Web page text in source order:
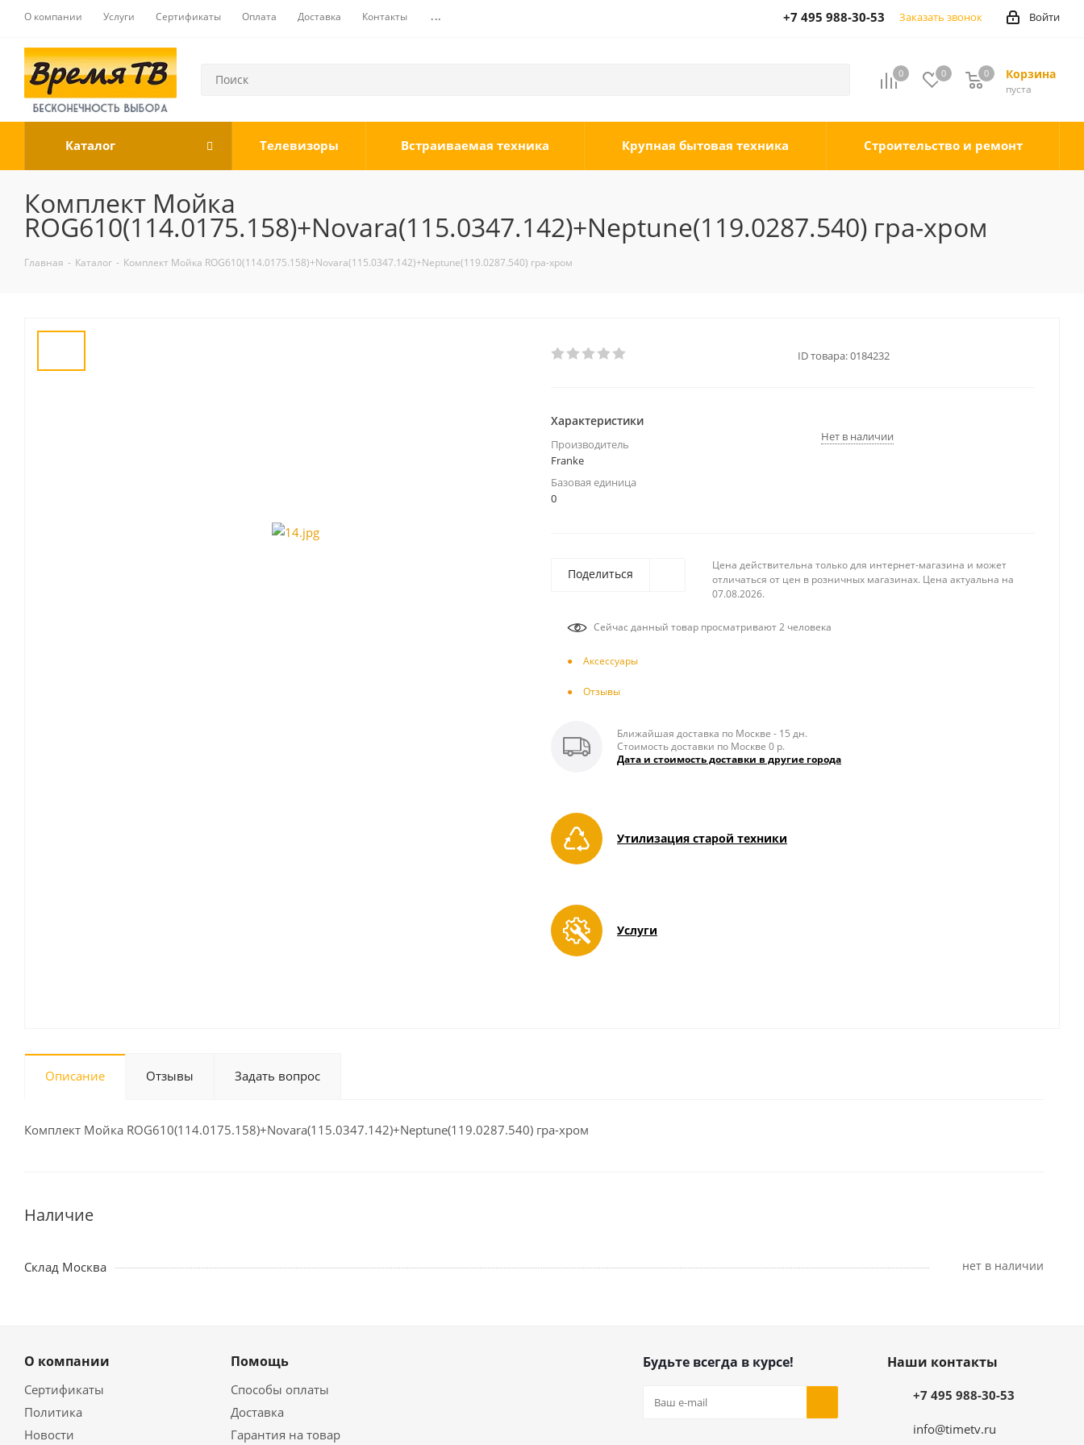
О компании Услуги Сертификаты Оплата Доставка Контакты ... Войти
+7 495 988-30-53 Заказать звонок
0 0 Корзина
0
пуста
0
Каталог Телевизоры Встраиваемая техника Крупная бытовая техника Строительство и ремонт
Комплект Мойка
ROG610(114.0175.158)+Novara(115.0347.142)+Neptune(119.0287.540) гра-хром
Главная - Каталог - Комплект Мойка ROG610(114.0175.158)+Novara(115.0347.142)+Neptune(119.0287.540) гра-хром
ID товара:0184232
Характеристики
Производитель
Franke
Базовая единица
0
Нет в наличии
Поделиться
Цена действительна только для интернет-магазина и может
отличаться от цен в розничных магазинах. Цена актуальна на
07.08.2026.
Сейчас данный товар просматривают 2 человека
Аксесcуары
Отзывы
Ближайшая доставка по Москве - 15 дн.
Стоимость доставки по Москве 0 р.
Дата и стоимость доставки в другие города
Утилизация старой техники
Услуги
Описание Отзывы Задать вопрос
Комплект Мойка ROG610(114.0175.158)+Novara(115.0347.142)+Neptune(119.0287.540) гра-хром
Наличие
Склад Москва Нет в наличии
О компании
Сертификаты
Политика
Новости
Помощь
Способы оплаты
Доставка
Гарантия на товар
Будьте всегда в курсе! Наши контакты
+7 495 988-30-53
info@timetv.ru